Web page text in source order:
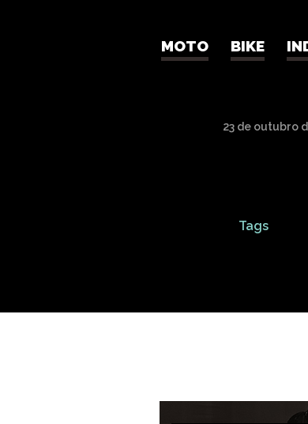
MOTO BIKE
23 de outubro
Tags